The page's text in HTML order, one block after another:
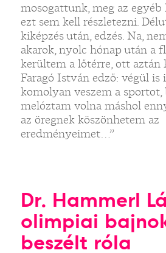
mosogattunk, meg az
ezt sem kell részletezni.
kiképzés után, edzés. Na,
akarok, nyolc hónap után a
kerültem a lőtérre, ott aztán
Faragó István edző: végül
komolyan veszem a
melóztam volna máshol
az öregnek köszönhetem az
eredményeimet…”
Dr. Hammerl
olimpiai
beszélt róla